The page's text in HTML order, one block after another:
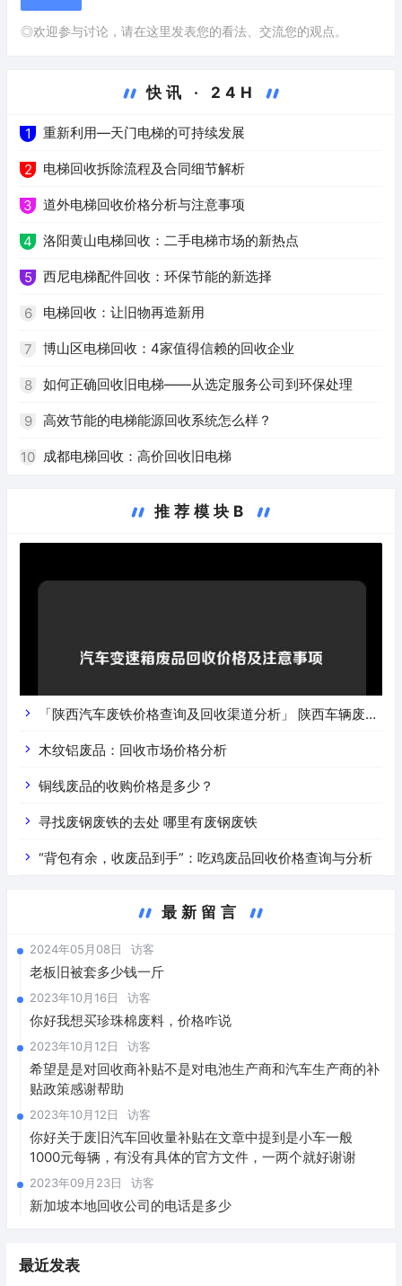
◎欢迎参与讨论，请在这里发表您的看法、交流您的观点。
快讯 · 24H
1 重新利用—天门电梯的可持续发展
2 电梯回收拆除流程及合同细节解析
3 道外电梯回收价格分析与注意事项
4 洛阳黄山电梯回收：二手电梯市场的新热点
5 西尼电梯配件回收：环保节能的新选择
6 电梯回收：让旧物再造新用
7 博山区电梯回收：4家值得信赖的回收企业
8 如何正确回收旧电梯——从选定服务公司到环保处理
9 高效节能的电梯能源回收系统怎么样？
10 成都电梯回收：高价回收旧电梯
推荐模块B
「陕西汽车废铁价格查询及回收渠道分析」 陕西车辆废铁
价是什么
木纹铝废品：回收市场价格分析
铜线废品的收购价格是多少？
寻找废钢废铁的去处 哪里有废钢废铁
“背包有余，收废品到手”：吃鸡废品回收价格查询与分析
最新留言
2024年05月08日 访客
老板旧被套多少钱一斤
2023年10月16日 访客
你好我想买珍珠棉废料，价格咋说
2023年10月12日 访客
希望是是对回收商补贴不是对电池生产商和汽车生产商的补
贴政策感谢帮助
2023年10月12日 访客
你好关于废旧汽车回收量补贴在文章中提到是小车一般
1000元每辆，有没有具体的官方文件，一两个就好谢谢
2023年09月23日 访客
新加坡本地回收公司的电话是多少
最近发表